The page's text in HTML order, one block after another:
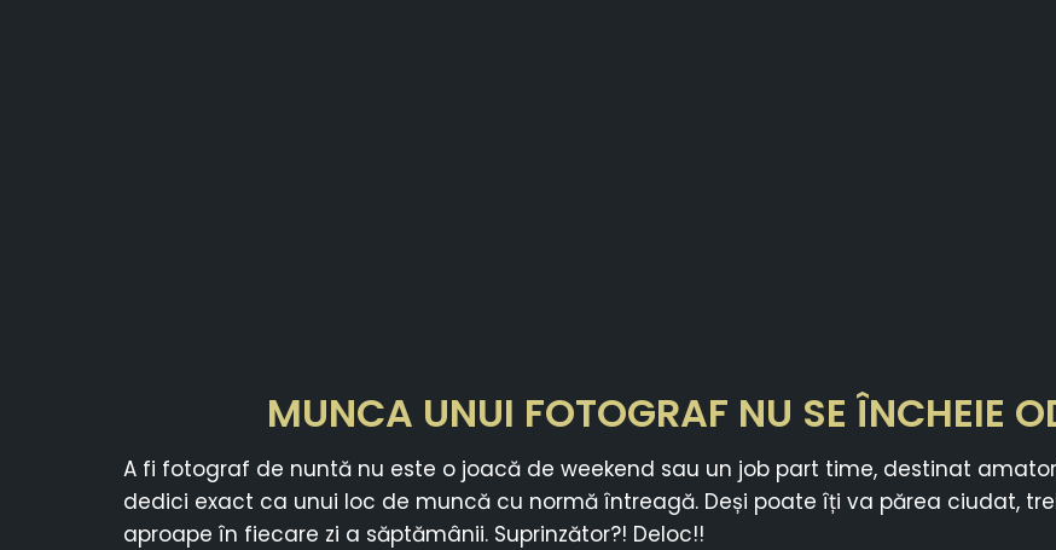
MUNCA UNUI FOTOGRAF NU SE ÎNCHEIE
A fi fotograf de nuntă nu este o joacă de weekend sau un job part time, destinat
dedici exact ca unui loc de muncă cu normă întreagă. Deși poate îți va părea ciudat,
aproape în fiecare zi a săptămânii. Suprinzător?! Deloc!!